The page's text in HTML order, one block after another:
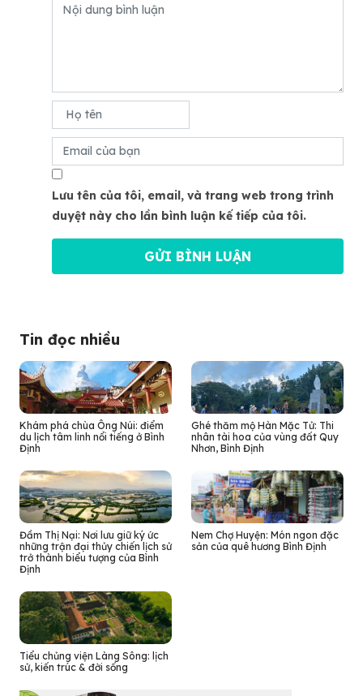
Lưu tên của tôi, email, và trang web trong trình
duyệt này cho lần bình luận kế tiếp của tôi.
Tin đọc nhiều
Khám phá chùa Ông Núi: điểm
du lịch tâm linh nổi tiếng ở Bình
Định
Ghé thăm mộ Hàn Mặc Tử: Thi
nhân tài hoa của vùng đất Quy
Nhơn, Bình Định
Đầm Thị Nại: Nơi lưu giữ ký ức
những trận đại thủy chiến lịch sử
trở thành biểu tượng của Bình
Định
Nem Chợ Huyện: Món ngon đặc
sản của quê hương Bình Định
Tiểu chủng viện Làng Sông: lịch
sử, kiến trúc & đời sống